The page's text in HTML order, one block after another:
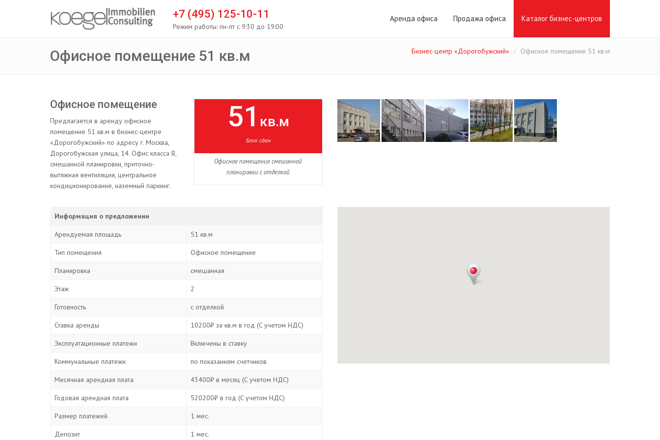
+7 (495) 125-10-11
Режим работы: пн-пт с 9:30 до 19:00
Аренда офиса Продажа офиса Каталог бизнес-центров
Офисное помещение 51 кв.м Бизнес-центр «Дорогобужский» Офисное помещение 51 кв.м
Офисное помещение
Предлагается в аренду офисное
помещение 51 кв.м в бизнес-центре
«Дорогобужский» по адресу г. Москва,
Дорогобужская улица, 14. Офис класса B,
смешанной планировки, приточно-
вытяжная вентиляция, центральное
кондиционирование, наземный паркинг.
51 кв.м
Блок сдан
Офисное помещение смешанной
планировки с отделкой
Информация о предложении
Арендуемая площадь 51 кв.м
Тип помещения Офисное помещение
Планировка смешанная
Этаж 2
Готовность с отделкой
Ставка аренды 10200₽ за кв.м в год (C учетом НДС)
Эксплуатационные платежи Включены в ставку
Коммунальные платежи по показаниям счетчиков
Месячная арендная плата 43400₽ в месяц (C учетом НДС)
Годовая арендная плата 520200₽ в год (C учетом НДС)
Размер платежей 1 мес.
Депозит 1 мес.